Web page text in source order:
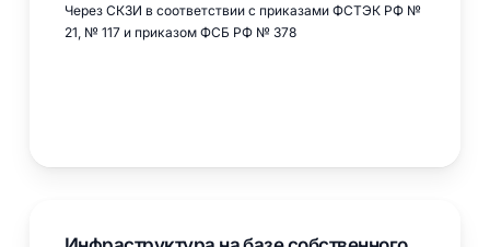
Через СКЗИ в соответствии с приказами ФСТЭК РФ №
21, № 117 и приказом ФСБ РФ № 378